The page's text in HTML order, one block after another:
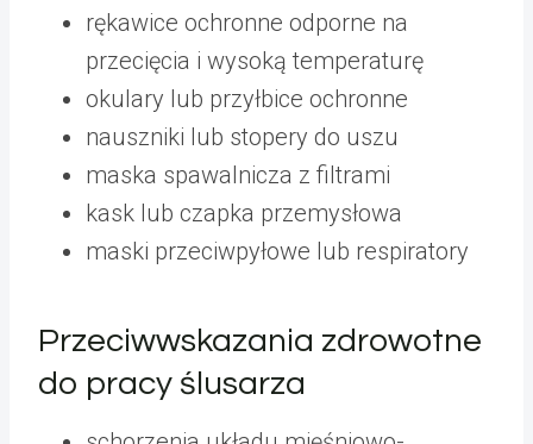
rękawice ochronne odporne na
przecięcia i wysoką temperaturę
okulary lub przyłbice ochronne
nauszniki lub stopery do uszu
maska spawalnicza z filtrami
kask lub czapka przemysłowa
maski przeciwpyłowe lub respiratory
Przeciwwskazania zdrowotne
do pracy ślusarza